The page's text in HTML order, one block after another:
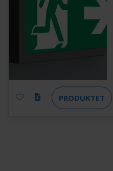
PRODUKTET